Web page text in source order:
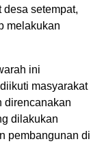
desa setempat,
melakukan
ini
masyarakat
direncanakan
dilakukan
pembangunan di